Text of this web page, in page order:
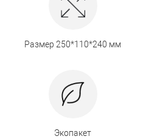
Размер 250*110*240 мм
Экопакет